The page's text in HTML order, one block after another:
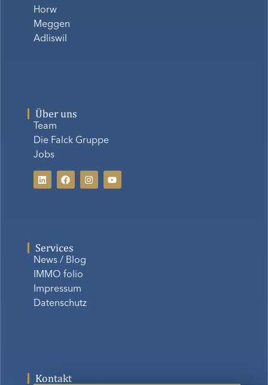
Horw
Meggen
Adliswil
Über uns
Team
Die Falck Gruppe
Jobs
Services
News / Blog
IMMO folio
Impressum
Datenschutz
Kontakt